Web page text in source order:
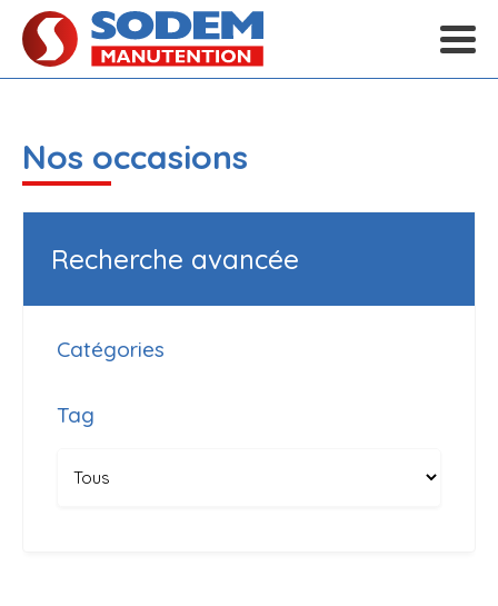
Nos occasions
Recherche avancée
Catégories
Tag